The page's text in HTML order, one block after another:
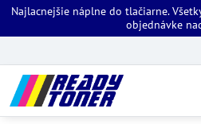
Najlacnejšie náplne do tlačiarne.
objednávke